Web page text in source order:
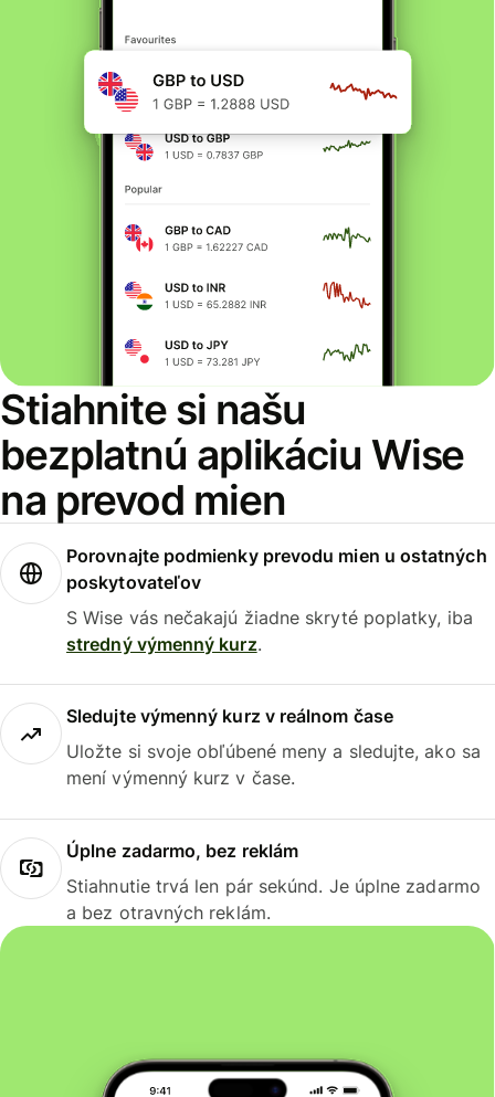
Stiahnite si našu
bezplatnú aplikáciu Wise
na prevod mien
Porovnajte podmienky prevodu mien u ostatných
poskytovateľov
S Wise vás nečakajú žiadne skryté poplatky, iba
stredný výmenný kurz.
Sledujte výmenný kurz v reálnom čase
Uložte si svoje obľúbené meny a sledujte, ako sa
mení výmenný kurz v čase.
Úplne zadarmo, bez reklám
Stiahnutie trvá len pár sekúnd. Je úplne zadarmo
a bez otravných reklám.